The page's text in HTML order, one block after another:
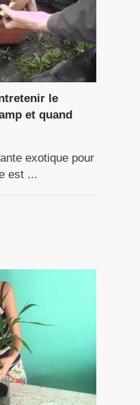
le
et quand
exotique pour
est ...